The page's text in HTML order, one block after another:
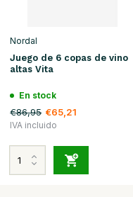
Nordal
Juego de 6 copas de vino
altas Vita
En stock
€86,95 €65,21
IVA incluido